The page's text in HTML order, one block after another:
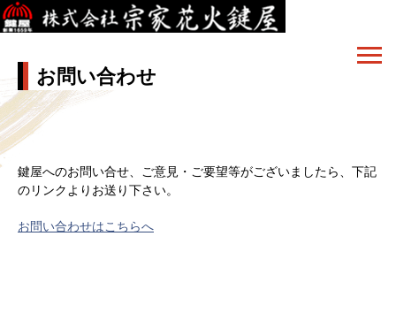
お問い合わせ
鍵屋へのお問い合せ、ご意見・ご要望等がございましたら、下記
のリンクよりお送り下さい。
お問い合わせはこちらへ